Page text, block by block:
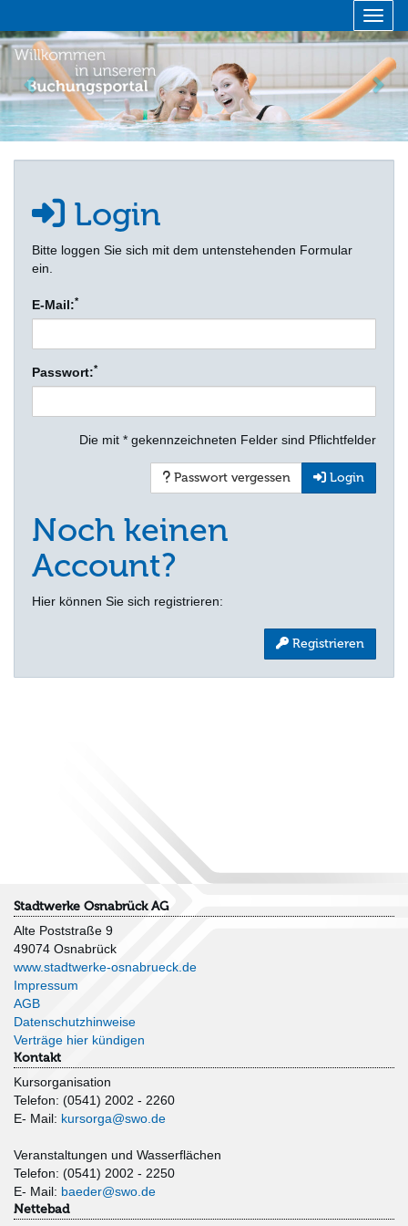
zurück
Login
Bitte loggen Sie sich mit dem untenstehenden Formular
ein.
E-Mail:*
Passwort:*
Die mit * gekennzeichneten Felder sind Pflichtfelder
Passwort vergessen Login
Noch keinen
Account?
Hier können Sie sich registrieren:
Registrieren
Stadtwerke Osnabrück AG
Alte Poststraße 9
49074 Osnabrück
www.stadtwerke-osnabrueck.de
Impressum
AGB
Datenschutzhinweise
Verträge hier kündigen
Kontakt
Kursorganisation
Telefon: (0541) 2002 - 2260
E- Mail: kursorga@swo.de
Veranstaltungen und Wasserflächen
Telefon: (0541) 2002 - 2250
E- Mail: baeder@swo.de
Nettebad